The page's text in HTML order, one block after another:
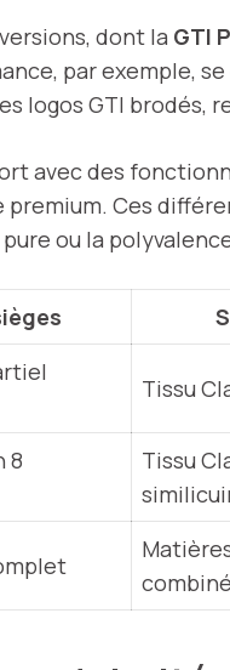
dont la GTI
par exemple,
logos GTI brodés,
avec des
Ces
ou la
Tissu
8
Tissu